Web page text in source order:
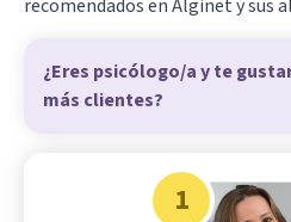
recomendados en Alginet y sus
¿Eres psicólogo/a y te
más clientes?
1